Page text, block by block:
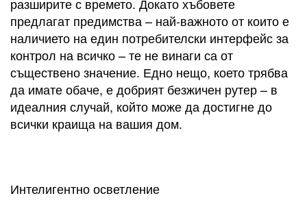
предлагат предимства – най-важното от които е
наличието на един потребителски интерфейс за
контрол на всичко – те не винаги са от
съществено значение. Едно нещо, което трябва
да имате обаче, е добрият безжичен рутер – в
идеалния случай, който може да достигне до
всички краища на вашия дом.
Интелигентно осветление